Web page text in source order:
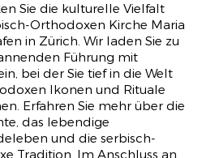
Sie die kulturelle Vielfalt
Orthodoxen Kirche Maria
in Zürich. Wir laden Sie zu
Führung mit
bei der Sie tief in die Welt
Ikonen und Rituale
Erfahren Sie mehr über die
das lebendige
und die serbisch-